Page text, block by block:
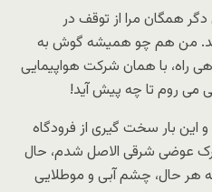
دگر همگان مرا از توقف در
من هم چو همیشه گوش به
راه، با همان شرکت هواپیمایی
می روم تا چه پیش آید!
راه افتادم و این بار سخت گیری از فرودگاه
عوضی شرقی الاصل شدم، حال
هر حال، چشم آبی و موطلایی